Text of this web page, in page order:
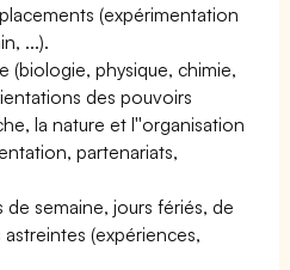
(expérimentation
...).
(biologie, physique, chimie,
des pouvoirs
la nature et l''organisation
partenariats,
de semaine, jours fériés, de
(expériences,